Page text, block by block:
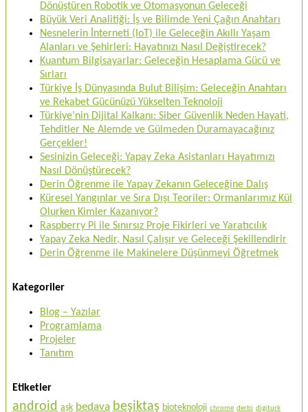
Dönüştüren Robotik ve Otomasyonun Geleceği
Büyük Veri Analitiği: İş ve Bilimde Yeni Çağın Anahtarı
Nesnelerin İnterneti (IoT) ile Geleceğin Akıllı Yaşam
Alanları ve Şehirleri: Hayatınızı Nasıl Değiştirecek?
Kuantum Bilgisayarlar: Geleceğin Hesaplama Gücü ve
Sırları
Türkiye İş Dünyasında Bulut Bilişim: Geleceğin Anahtarı
ve Rekabet Gücünüzü Yükselten Teknoloji
Türkiye’nin Dijital Kalkanı: Siber Güvenlik Neden Hayati,
Tehditler Ne Alemde ve Gülmeden Duramayacağınız
Gerçekler!
Sesinizin Geleceği: Yapay Zeka Asistanları Hayatımızı
Nasıl Dönüştürecek?
Derin Öğrenme ile Yapay Zekanın Geleceğine Dalış
Küresel Yangınlar ve Sıra Dışı Teoriler: Ormanlarımız Kül
Olurken Kimler Kazanıyor?
Raspberry Pi ile Sınırsız Proje Fikirleri ve Yaratıcılık
Yapay Zeka Nedir, Nasıl Çalışır ve Geleceği Şekillendirir
Derin Öğrenme ile Makinelere Düşünmeyi Öğretmek
Kategoriler
Blog – Yazılar
Programlama
Projeler
Tanıtım
Etiketler
android aşk bedava beşiktaş bioteknoloji chrome derbi digiturk